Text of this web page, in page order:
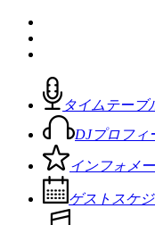
タイムテーブ
DJプロフィ
インフォメ
ゲストスケ